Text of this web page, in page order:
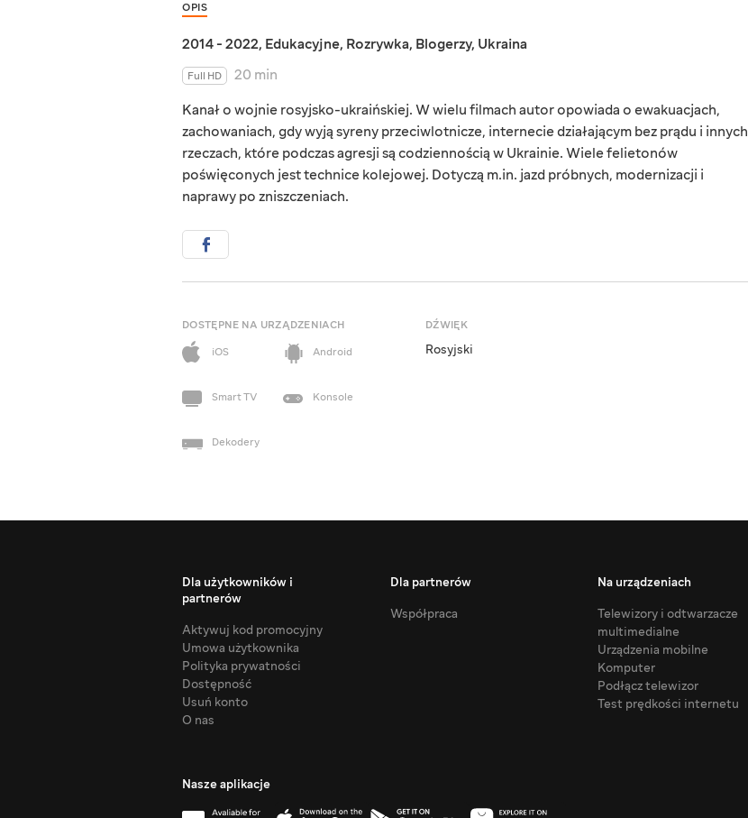
OPIS
2014 - 2022, Edukacyjne, Rozrywka, Blogerzy, Ukraina
Full HD
20 min
Kanał o wojnie rosyjsko-ukraińskiej. W wielu filmach autor opowiada o ewakuacjach,
zachowaniach, gdy wyją syreny przeciwlotnicze, internecie działającym bez prądu i innych
rzeczach, które podczas agresji są codziennością w Ukrainie. Wiele felietonów
poświęconych jest technice kolejowej. Dotyczą m.in. jazd próbnych, modernizacji i
naprawy po zniszczeniach.
DOSTĘPNE NA URZĄDZENIACH
iOS
Android
Smart TV Konsole
Dekodery
DŹWIĘK
Rosyjski
Dla użytkowników i
partnerów
Aktywuj kod promocyjny
Umowa użytkownika
Polityka prywatności
Dostępność
Usuń konto
O nas
Dla partnerów
Współpraca
Na urządzeniach
Telewizory i odtwarzacze
multimedialne
Urządzenia mobilne
Komputer
Podłącz telewizor
Test prędkości internetu
Nasze aplikacje